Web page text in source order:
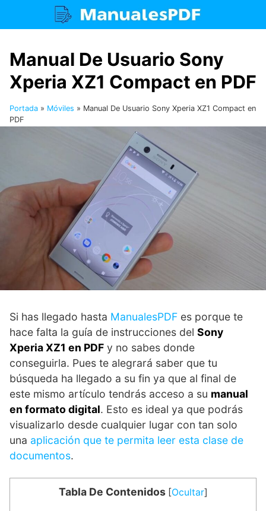
Manual De Usuario Sony
Xperia XZ1 Compact en PDF
Portada » Móviles » Manual De Usuario Sony Xperia XZ1 Compact en
PDF
Si has llegado hasta ManualesPDF es porque te
hace falta la guía de instrucciones del Sony
Xperia XZ1 en PDF y no sabes donde
conseguirla. Pues te alegrará saber que tu
búsqueda ha llegado a su fin ya que al final de
este mismo artículo tendrás acceso a su manual
en formato digital. Esto es ideal ya que podrás
visualizarlo desde cualquier lugar con tan solo
una aplicación que te permita leer esta clase de
documentos.
Tabla De Contenidos [Ocultar]